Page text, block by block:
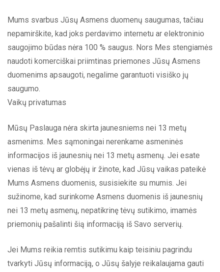
Mums svarbus Jūsų Asmens duomenų saugumas, tačiau
nepamirškite, kad joks perdavimo internetu ar elektroninio
saugojimo būdas nėra 100 % saugus. Nors Mes stengiamės
naudoti komerciškai priimtinas priemones Jūsų Asmens
duomenims apsaugoti, negalime garantuoti visiško jų
saugumo.
Vaikų privatumas
Mūsų Paslauga nėra skirta jaunesniems nei 13 metų
asmenims. Mes sąmoningai nerenkame asmeninės
informacijos iš jaunesnių nei 13 metų asmenų. Jei esate
vienas iš tėvų ar globėjų ir žinote, kad Jūsų vaikas pateikė
Mums Asmens duomenis, susisiekite su mumis. Jei
sužinome, kad surinkome Asmens duomenis iš jaunesnių
nei 13 metų asmenų, nepatikrinę tėvų sutikimo, imamės
priemonių pašalinti šią informaciją iš Savo serverių.
Jei Mums reikia remtis sutikimu kaip teisiniu pagrindu
tvarkyti Jūsų informaciją, o Jūsų šalyje reikalaujama gauti